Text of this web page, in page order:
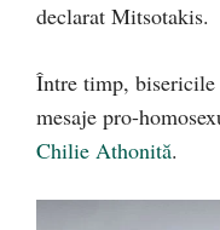
declarat Mitsotakis.
Între timp, bisericile
mesaje pro-
Chilie Athonită.